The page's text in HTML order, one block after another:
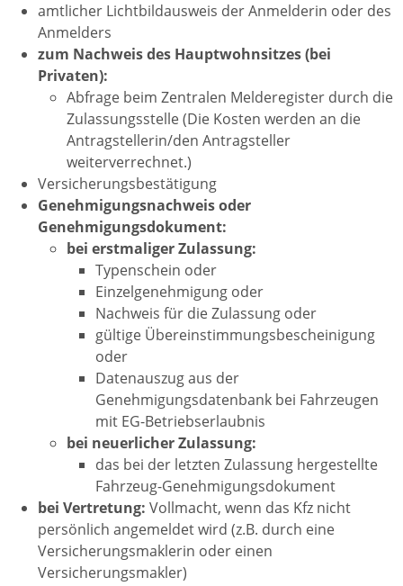
amtlicher Lichtbildausweis der Anmelderin oder des
Anmelders
zum Nachweis des Hauptwohnsitzes (bei
Privaten):
Abfrage beim Zentralen Melderegister durch die
Zulassungsstelle (Die Kosten werden an die
Antragstellerin/den Antragsteller
weiterverrechnet.)
Versicherungsbestätigung
Genehmigungsnachweis oder
Genehmigungsdokument:
bei erstmaliger Zulassung:
Typenschein oder
Einzelgenehmigung oder
Nachweis für die Zulassung oder
gültige Übereinstimmungsbescheinigung
oder
Datenauszug aus der
Genehmigungsdatenbank bei Fahrzeugen
mit EG-Betriebserlaubnis
bei neuerlicher Zulassung:
das bei der letzten Zulassung hergestellte
Fahrzeug-Genehmigungsdokument
bei Vertretung: Vollmacht, wenn das Kfz nicht
persönlich angemeldet wird (z.B. durch eine
Versicherungsmaklerin oder einen
Versicherungsmakler)